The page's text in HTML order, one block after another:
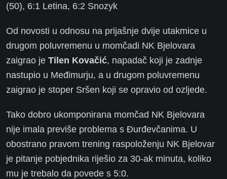
(50), 6:1 Letina, 6:2 Snozyk
Od novosti u odnosu na prijašnje dvije utakmice u
drugom poluvremenu u momčadi NK Bjelovara
zaigrao je Tilen Kovačić, napadač koji je zadnje
nastupio u Međimurju, a u drugom poluvremenu
zaigrao je stoper Sršen koji se opravio od ozljede.
Tako dobro ukomponirana momčad NK Bjelovara
nije imala previše problema s Đurđevčanima. U
obostrano pravom trening raspoloženju NK Bjelovar
je pitanje pobjednika riješio za 30-ak minuta, koliko
mu je trebalo da povede s 5:0.